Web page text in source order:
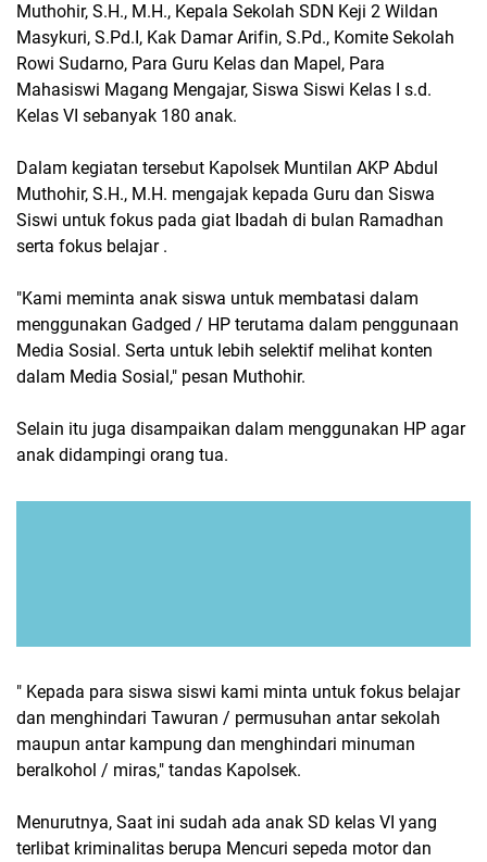
Muthohir, S.H., M.H., Kepala Sekolah SDN Keji 2 Wildan
Masykuri, S.Pd.I, Kak Damar Arifin, S.Pd., Komite Sekolah
Rowi Sudarno, Para Guru Kelas dan Mapel, Para
Mahasiswi Magang Mengajar, Siswa Siswi Kelas I s.d.
Kelas VI sebanyak 180 anak.
Dalam kegiatan tersebut Kapolsek Muntilan AKP Abdul
Muthohir, S.H., M.H. mengajak kepada Guru dan Siswa
Siswi untuk fokus pada giat Ibadah di bulan Ramadhan
serta fokus belajar .
"Kami meminta anak siswa untuk membatasi dalam
menggunakan Gadged / HP terutama dalam penggunaan
Media Sosial. Serta untuk lebih selektif melihat konten
dalam Media Sosial," pesan Muthohir.
Selain itu juga disampaikan dalam menggunakan HP agar
anak didampingi orang tua.
" Kepada para siswa siswi kami minta untuk fokus belajar
dan menghindari Tawuran / permusuhan antar sekolah
maupun antar kampung dan menghindari minuman
beralkohol / miras," tandas Kapolsek.
Menurutnya, Saat ini sudah ada anak SD kelas VI yang
terlibat kriminalitas berupa Mencuri sepeda motor dan